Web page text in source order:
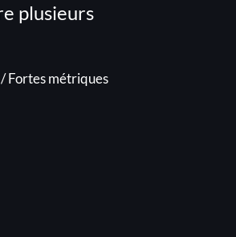
plusieurs
Fortes métriques